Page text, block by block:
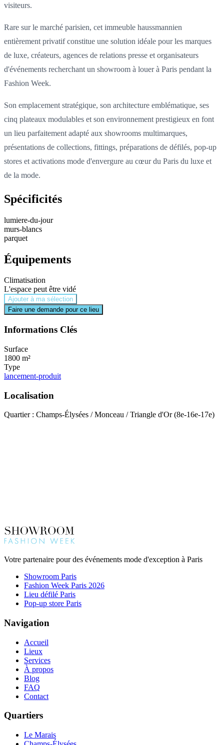
visiteurs.
Rare sur le marché parisien, cet immeuble haussmannien
entièrement privatif constitue une solution idéale pour les marques
de luxe, créateurs, agences de relations presse et organisateurs
d'événements recherchant un showroom à louer à Paris pendant la
Fashion Week.
Son emplacement stratégique, son architecture emblématique, ses
cinq plateaux modulables et son environnement prestigieux en font
un lieu parfaitement adapté aux showrooms multimarques,
présentations de collections, fittings, préparations de défilés, pop-up
stores et activations mode d'envergure au cœur du Paris du luxe et
de la mode.
Spécificités
lumiere-du-jour
murs-blancs
parquet
Équipements
Climatisation
L'espace peut être vidé
Ajouter à ma sélection
Faire une demande pour ce lieu
Informations Clés
Surface
1800 m²
Type
lancement-produit
Localisation
Quartier : Champs-Élysées / Monceau / Triangle d'Or (8e-16e-17e)
Votre partenaire pour des événements mode d'exception à Paris
Showroom Paris
Fashion Week Paris 2026
Lieu défilé Paris
Pop-up store Paris
Navigation
Accueil
Lieux
Services
À propos
Blog
FAQ
Contact
Quartiers
Le Marais